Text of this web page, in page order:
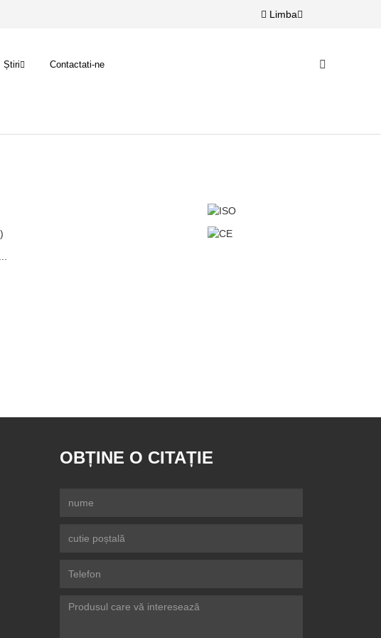
Limba
Știri Contactati-ne
OBȚINE O CITAȚIE